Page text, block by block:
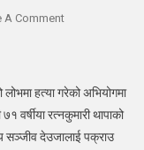
A CommentOn
सुन
लुट्ने
उद्देश्यले
लोभमा हत्या गरेको अभियोगमा
रत्नकुमारी थापाको
सञ्जीव देउजालाई पक्राउ